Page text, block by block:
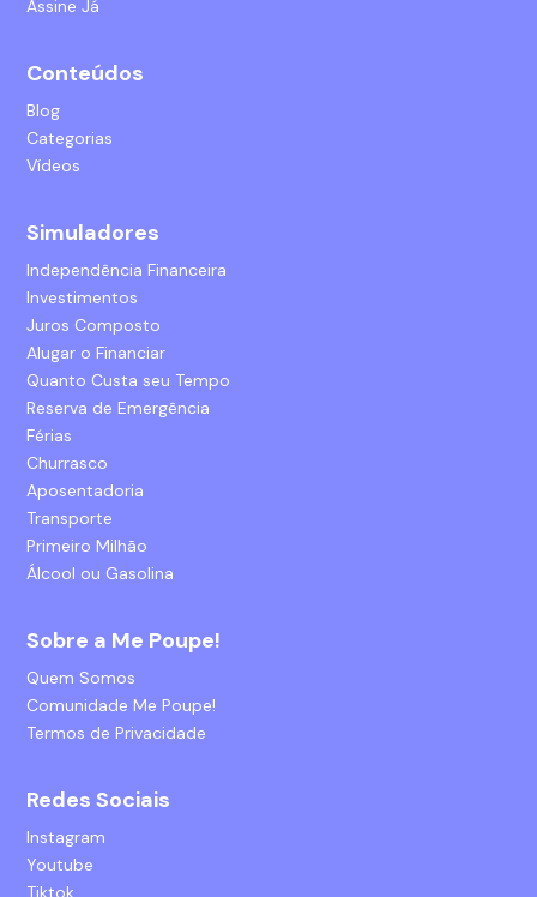
Assine Já
Conteúdos
Blog
Categorias
Vídeos
Simuladores
Independência Financeira
Investimentos
Juros Composto
Alugar o Financiar
Quanto Custa seu Tempo
Reserva de Emergência
Férias
Churrasco
Aposentadoria
Transporte
Primeiro Milhão
Álcool ou Gasolina
Sobre a Me Poupe!
Quem Somos
Comunidade Me Poupe!
Termos de Privacidade
Redes Sociais
Instagram
Youtube
Tiktok